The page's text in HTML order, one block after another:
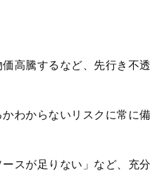
高騰するなど、先行き不透
わからないリスクに常に備
スが足りない」など、充分